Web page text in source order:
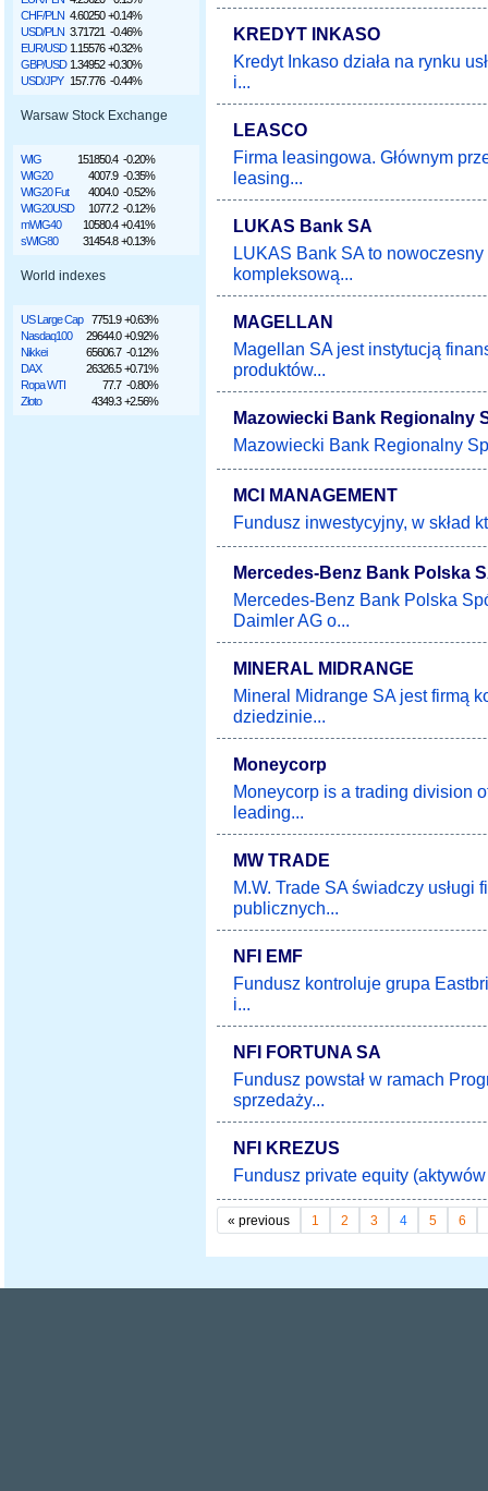
CHF/PLN 4.60250 +0.14%
USD/PLN 3.71721 -0.46%
EUR/USD 1.15576 +0.32%
GBP/USD 1.34952 +0.30%
USD/JPY 157.776 -0.44%
Warsaw Stock Exchange
WIG 151850.4 -0.20%
WIG20
4007.9 -0.35%
WIG20 Fut
4004.0 -0.52%
WIG20USD
1077.2 -0.12%
mWIG40
10580.4 +0.41%
sWIG80
31454.8 +0.13%
World indexes
US Large Cap 7751.9 +0.63%
Nasdaq100
29644.0 +0.92%
Nikkei
65606.7 -0.12%
DAX
26326.5 +0.71%
Ropa WTI
77.7 -0.80%
Złoto
4349.3 +2.56%
KREDYT INKASO
Kredyt Inkaso działa na rynku
i...
LEASCO
Firma leasingowa. Głównym
leasing...
LUKAS Bank SA
LUKAS Bank SA to
kompleksową...
MAGELLAN
Magellan SA jest instytucją
produktów...
Mazowiecki Bank Regionalny
Mazowiecki Bank Regionalny
MCI MANAGEMENT
Fundusz inwestycyjny, w skład
Mercedes-Benz Bank Polska
Mercedes-Benz Bank Polska
Daimler AG o...
MINERAL MIDRANGE
Mineral Midrange SA jest firmą
dziedzinie...
Moneycorp
Moneycorp is a trading division
leading...
MW TRADE
M.W. Trade SA świadczy
publicznych...
NFI EMF
Fundusz kontroluje grupa
i...
NFI FORTUNA SA
Fundusz powstał w ramach
sprzedaży...
NFI KREZUS
Fundusz private equity
« previous 1 2 3 4 5 6